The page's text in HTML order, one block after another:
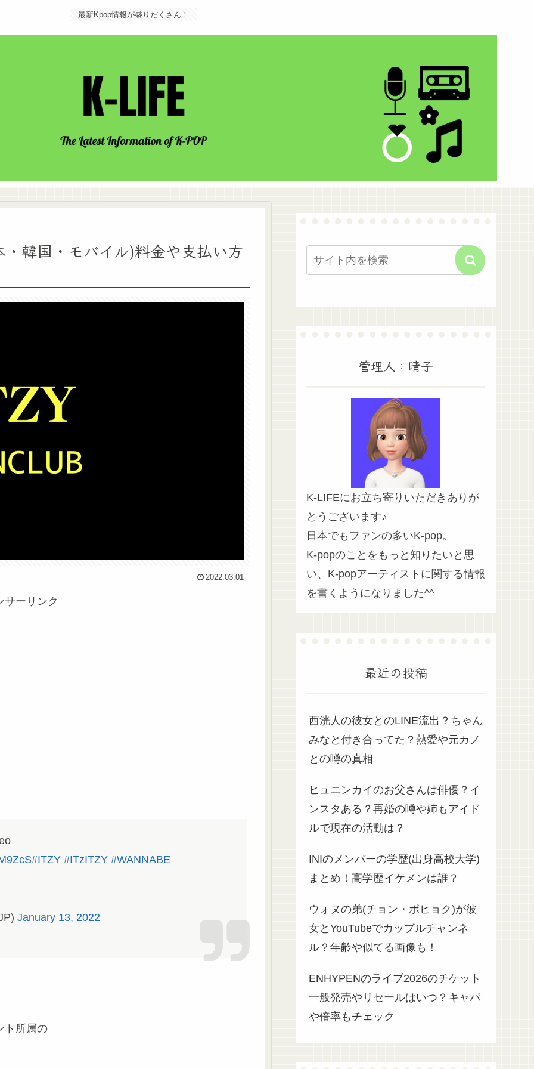
最新Kpop情報が盛りだくさん！
韓国・モバイル)料金や支払い方
2022.03.01
サーリンク
#ITZY #ITzITZY #WANNABE
January 13, 2022
ト所属の
管理人：晴子
K-LIFEにお立ち寄りいただきありが
とうございます♪
日本でもファンの多いK-pop。
K-popのことをもっと知りたいと思
い、K-popアーティストに関する情報
を書くようになりました^^
最近の投稿
西洸人の彼女とのLINE流出？ちゃん
みなと付き合ってた？熱愛や元カノ
との噂の真相
ヒュニンカイのお父さんは俳優？イ
ンスタある？再婚の噂や姉もアイド
ルで現在の活動は？
INIのメンバーの学歴(出身高校大学)
まとめ！高学歴イケメンは誰？
ウォヌの弟(チョン・ボヒョク)が彼
女とYouTubeでカップルチャンネ
ル？年齢や似てる画像も！
ENHYPENのライブ2026のチケット
一般発売やリセールはいつ？キャパ
や倍率もチェック